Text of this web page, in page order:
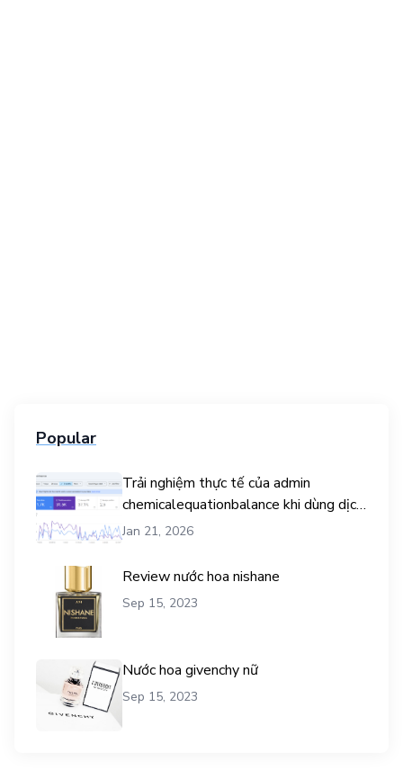
Popular
Trải nghiệm thực tế của admin
chemicalequationbalance khi dùng dịch
vụ mua traffic user
Jan 21, 2026
Review nước hoa nishane
Sep 15, 2023
Nước hoa givenchy nữ
Sep 15, 2023